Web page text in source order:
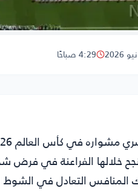
4:29 صباحًا
خلالها الفراعنة في فرض
التعادل في الشوط